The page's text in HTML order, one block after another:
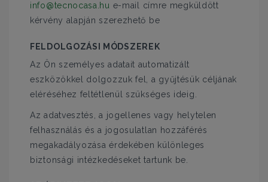
info@tecnocasa.hu e-mail címre megküldött
kérvény alapján szerezhető be
FELDOLGOZÁSI MÓDSZEREK
Az Ön személyes adatait automatizált
eszközökkel dolgozzuk fel, a gyűjtésük céljának
eléréséhez feltétlenül szükséges ideig.
Az adatvesztés, a jogellenes vagy helytelen
felhasználás és a jogosulatlan hozzáférés
megakadályozása érdekében különleges
biztonsági intézkedéseket tartunk be.